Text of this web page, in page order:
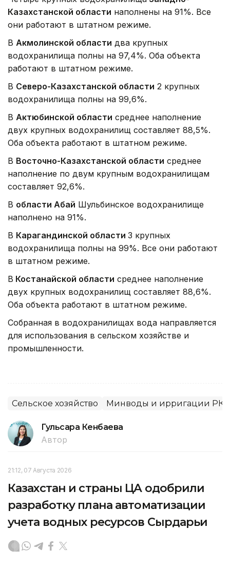
Казахстанской области наполнены на 91%. Все
они работают в штатном режиме.
В Акмолинской области два крупных
водохранилища полны на 97,4%. Оба объекта
работают в штатном режиме.
В Северо-Казахстанской области 2 крупных
водохранилища полны на 99,6%.
В Актюбинской области среднее наполнение
двух крупных водохранилищ составляет 88,5%.
Оба объекта работают в штатном режиме.
В Восточно-Казахстанской области среднее
наполнение по двум крупным водохранилищам
составляет 92,6%.
В области Абай Шульбинское водохранилище
наполнено на 91%.
В Карагандинской области 3 крупных
водохранилища полны на 99%. Все они работают
в штатном режиме.
В Костанайской области среднее наполнение
двух крупных водохранилищ составляет 88,6%.
Оба объекта работают в штатном режиме.
Собранная в водохранилищах вода направляется
для использования в сельском хозяйстве и
промышленности.
Сельское хозяйство Минводы и ирригации РК
Гульсара Кенбаева
Автор
21:12, 07 Августа 2026
Казахстан и страны ЦА одобрили
разработку плана автоматизации
учета водных ресурсов Сырдарьи